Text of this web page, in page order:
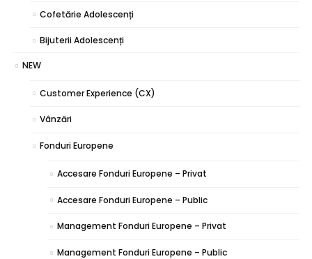
Cofetărie Adolescenți
Bijuterii Adolescenți
NEW
Customer Experience (CX)
Vânzări
Fonduri Europene
Accesare Fonduri Europene – Privat
Accesare Fonduri Europene – Public
Management Fonduri Europene – Privat
Management Fonduri Europene – Public